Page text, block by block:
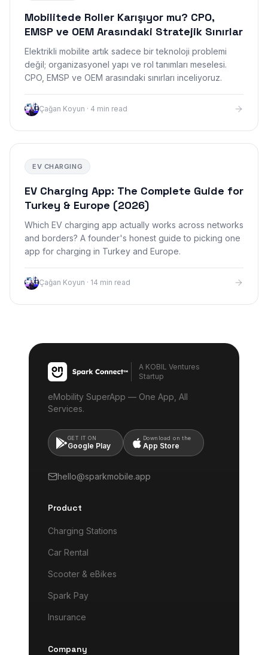
Mobilitede Roller Karışıyor mu? CPO,
EMSP ve OEM Arasındaki Stratejik Sınırlar
Elektrikli mobilite artık sadece bir teknoloji problemi
değil; organizasyonel yapı ve rol tanımları meselesi.
CPO, EMSP ve OEM arasındaki sınırları inceliyoruz.
Çağan Koyun · 4 min read
EV CHARGING
EV Charging App: The Complete Guide for
Turkey & Europe (2026)
Which EV charging app actually works across networks
and borders? A founder's honest guide to picking one
app for charging in Turkey and Europe.
Çağan Koyun · 14 min read
A KOBIL Ventures
Startup
eMobility SuperApp — One App, All
Services.
GET IT ON
Google Play
Download on the
App Store
hello@sparkmobile.app
Product
Charging Stations
Car Rental
Scooter & eBikes
Spark Pay
Insurance
Company